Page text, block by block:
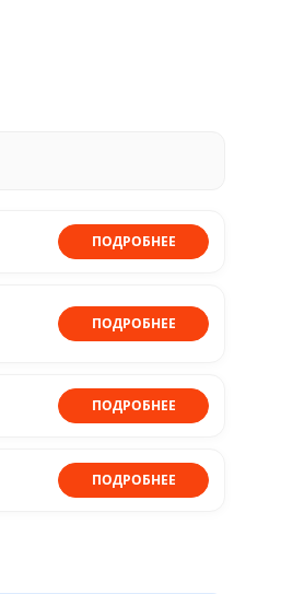
ПОДРОБНЕЕ
ПОДРОБНЕЕ
ПОДРОБНЕЕ
ПОДРОБНЕЕ